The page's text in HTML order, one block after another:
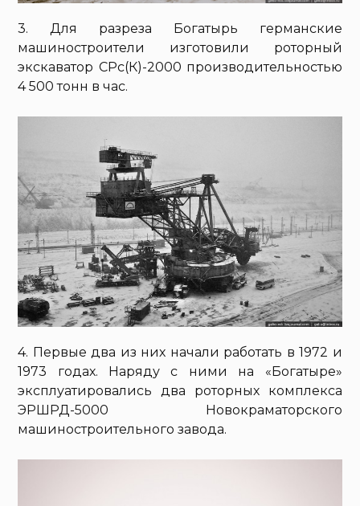
3. Для разреза Богатырь германские
машиностроители изготовили роторный
экскаватор СРс(К)-2000 производительностью
4 500 тонн в час.
4. Первые два из них начали работать в 1972 и
1973 годах. Наряду с ними на «Богатыре»
эксплуатировались два роторных комплекса
ЭРШРД-5000 Новокраматорского
машиностроительного завода.